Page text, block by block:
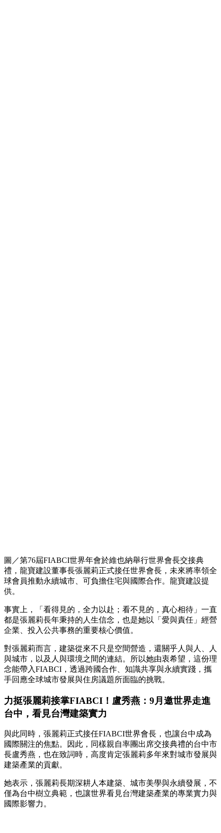
圖／第76屆FIABCI世界年會於維也納舉行世界會長交接典
禮，龍寶建設董事長張麗莉正式接任世界會長，未來將率領全
球會員推動永續城市、可負擔住宅與國際合作。龍寶建設提
供。
事實上，「看得見的，全力以赴；看不見的，真心相待」一直
都是張麗莉長年秉持的人生信念，也是她以「愛與責任」經營
企業、投入公共事務的重要核心價值。
對張麗莉而言，建築從來不只是空間營造，還關乎人與人、人
與城市，以及人與環境之間的連結。所以她由衷希望，這份理
念能帶入FIABCI，透過跨國合作、知識共享與永續實踐，攜
手回應全球城市發展與住房議題所面臨的挑戰。
力挺張麗莉接掌FIABCI！盧秀燕：9月邀世界走進
台中，看見台灣建築實力
與此同時，張麗莉正式接任FIABCI世界會長，也讓台中成為
國際關注的焦點。因此，同樣親自率團出席交接典禮的台中市
長盧秀燕，也在致詞時，高度肯定張麗莉多年來對城市發展與
建築產業的貢獻。
她表示，張麗莉長期深耕人本建築、城市美學與永續發展，不
僅為台中樹立典範，也讓世界看見台灣建築產業的專業實力與
國際影響力。